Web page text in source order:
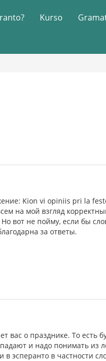
Kurso
Kion vi opiniis pri la
на мой взгляд
вот не пойму, если бы
за ответы.
вас о празднике. То есть
и надо понимать из
эсперанто в частности